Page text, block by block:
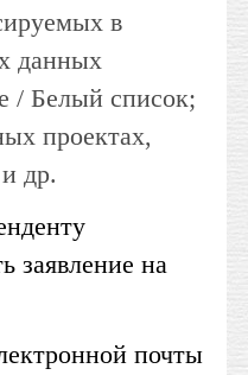
в
данных
/ Белый список;
проектах,
др.
заявление на
почты